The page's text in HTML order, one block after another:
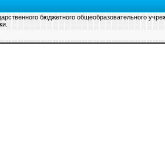
бюджетного общеобразовательного